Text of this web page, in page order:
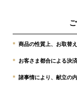
* 商品の性質上、お取替
* お客さま都合による決
* 諸事情により、献立の